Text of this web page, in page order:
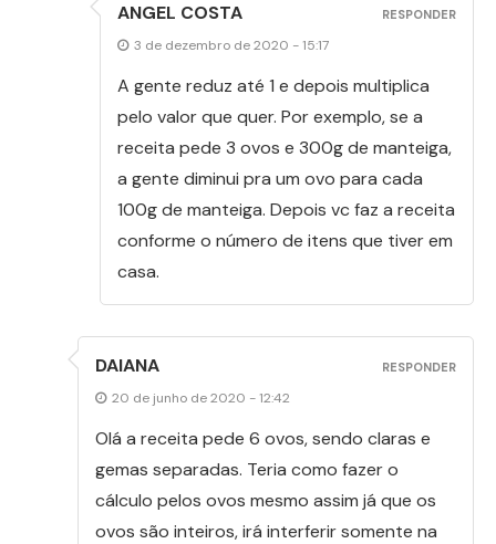
ANGEL COSTA
3 de dezembro de 2020 - 15:17
A gente reduz até 1 e depois multiplica
pelo valor que quer. Por exemplo, se a
receita pede 3 ovos e 300g de manteiga,
a gente diminui pra um ovo para cada
100g de manteiga. Depois vc faz a receita
conforme o número de itens que tiver em
casa.
RESPONDER
DAIANA
20 de junho de 2020 - 12:42
Olá a receita pede 6 ovos, sendo claras e
gemas separadas. Teria como fazer o
cálculo pelos ovos mesmo assim já que os
ovos são inteiros, irá interferir somente na
RESPONDER